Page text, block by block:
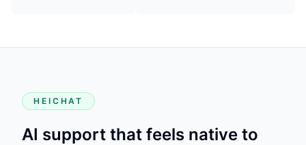
HEICHAT
AI support that feels native to